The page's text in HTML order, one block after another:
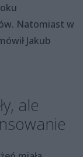
Natomiast w
Jakub
ale